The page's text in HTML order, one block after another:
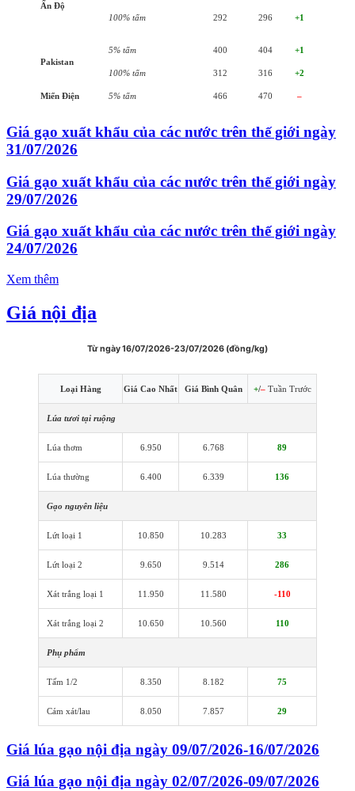
Ấn Độ
100% tấm 292 296 +1
Pakistan
5% tấm 400 404 +1
100% tấm 312 316 +2
Miến Điện 5% tấm 466 470 –
Giá gạo xuất khẩu của các nước trên thế giới ngày
31/07/2026
Giá gạo xuất khẩu của các nước trên thế giới ngày
29/07/2026
Giá gạo xuất khẩu của các nước trên thế giới ngày
24/07/2026
Xem thêm
Giá nội địa
Từ ngày 16/07/2026-23/07/2026 (đồng/kg)
Loại Hàng Giá Cao Nhất Giá Bình Quân +/–Tuần Trước
Lúa tươi tại ruộng
Lúa thơm 6.950 6.768 89
Lúa thường 6.400 6.339 136
Gạo nguyên liệu
Lứt loại 1 10.850 10.283 33
Lứt loại 2 9.650 9.514 286
Xát trắng loại 1 11.950 11.580 -110
Xát trắng loại 2 10.650 10.560 110
Phụ phẩm
Tấm 1/2 8.350 8.182 75
Cám xát/lau 8.050 7.857 29
Giá lúa gạo nội địa ngày 09/07/2026-16/07/2026
Giá lúa gạo nội địa ngày 02/07/2026-09/07/2026